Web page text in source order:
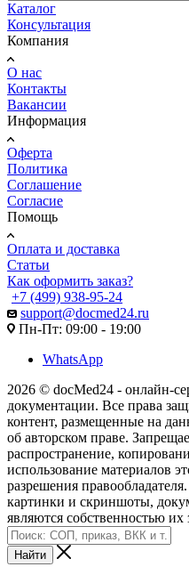
Каталог
Консультация
Компания
О нас
Контакты
Вакансии
Информация
Оферта
Политика
Соглашение
Согласие
Помощь
Оплата и доставка
Статьи
Как оформить заказ?
+7 (499) 938-95-24
support@docmed24.ru
Пн-Пт: 09:00 - 19:00
WhatsApp
2026 © docMed24 - онлайн-
документации. Все права
контент, размещенные на
об авторском праве.
распространение,
использование материалов
разрешения
картинки и скриншоты,
являются собственностью их
Найти